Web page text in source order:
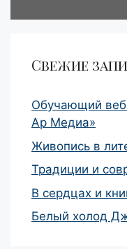
Свежие
Обучающий
Ар Медиа»
Живопись в
Традиции и
В сердцах и
Белый холод